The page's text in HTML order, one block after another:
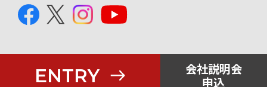
ENTRY
会社説明会
申込